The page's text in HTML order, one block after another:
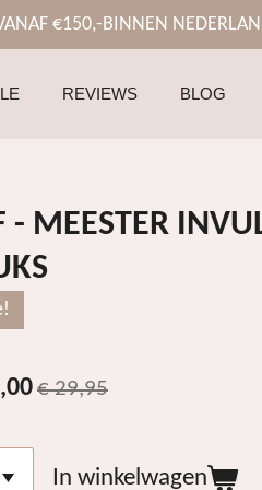
€150,-BINNEN
REVIEWS BLOG
- MEESTER
€ 29,95
In winkelwagen